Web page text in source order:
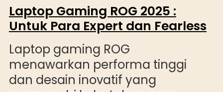
Laptop Gaming ROG 2025 :
Untuk Para Expert dan Fearless
Laptop gaming ROG
menawarkan performa tinggi
dan desain inovatif yang